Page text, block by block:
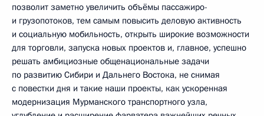
позволит заметно увеличить объёмы пассажиро-
и грузопотоков, тем самым повысить деловую активность
и социальную мобильность, открыть широкие возможности
для торговли, запуска новых проектов и, главное, успешно
решать амбициозные общенациональные задачи
по развитию Сибири и Дальнего Востока, не снимая
с повестки дня и такие наши проекты, как ускоренная
модернизация Мурманского транспортного узла,